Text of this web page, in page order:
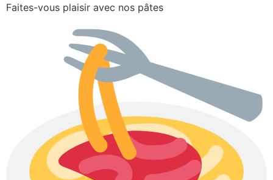
Faites-vous plaisir avec nos pâtes